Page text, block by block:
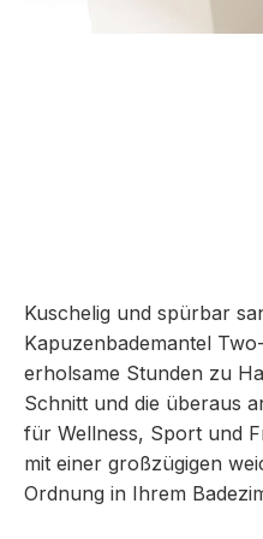
Kuschelig und spürbar
Kapuzenbademantel
erholsame Stunden zu
Schnitt und die überaus
für Wellness, Sport und
mit einer großzügigen
Ordnung in Ihrem